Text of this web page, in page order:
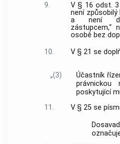
9.
V § 16 odst. 3
není
a není
zástupcem,“
osobě bez
10.
V § 21 se
„(3)
Účastník
právnickou
poskytující
11.
V § 25 se